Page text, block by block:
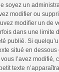
soyez un
modifier ou
modifier un de
dans une limite
publié. Si
situé en
l’avez modifié,
texte n’apparaîtra